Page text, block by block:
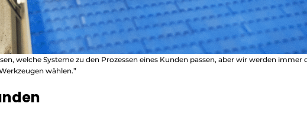
welche Systeme zu den Prozessen eines Kunden passen, aber wir werden immer
wählen.”